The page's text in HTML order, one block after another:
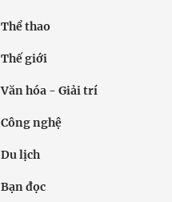
Thể thao
Thế giới
Văn hóa - Giải trí
Công nghệ
Du lịch
Bạn đọc